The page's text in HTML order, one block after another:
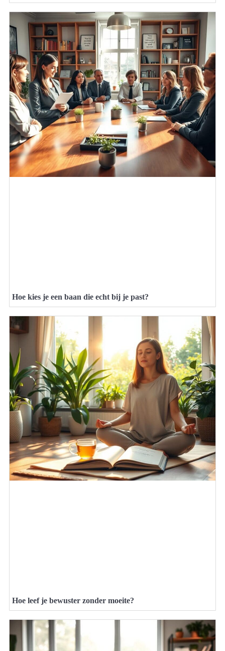
Hoe kies je een baan die echt bij je past?
Hoe leef je bewuster zonder moeite?